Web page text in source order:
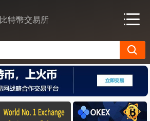
比特幣交易所